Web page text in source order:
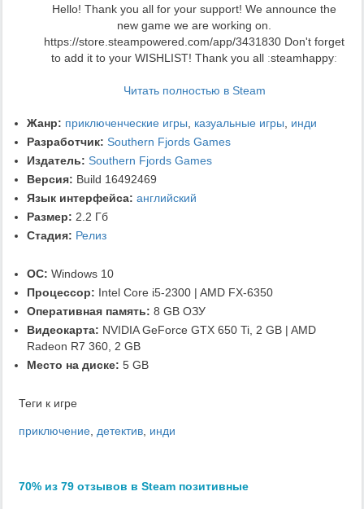
Hello! Thank you all for your support! We announce the
new game we are working on.
https://store.steampowered.com/app/3431830 Don't forget
to add it to your WISHLIST! Thank you all ːsteamhappyː
Читать полностью в Steam
Жанр: приключенческие игры казуальные игры
инди
Разработчик: Southern Fjords Games
Издатель: Southern Fjords Games
Версия: Build 16492469
Язык интерфейса: английский
Размер: 2.2 Гб
Стадия: Релиз
ОС: Windows 10
Процессор: Intel Core i5-2300 | AMD FX-6350
Оперативная память: 8 GB ОЗУ
Видеокарта: NVIDIA GeForce GTX 650 Ti, 2 GB | AMD
Radeon R7 360, 2 GB
Место на диске: 5 GB
Теги к игре
приключение детектив инди
70% из 79 отзывов в Steam позитивные